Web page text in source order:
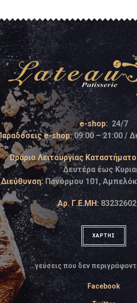
e-shop: 24/7
e-shop:09:00 – 21:00 /
Ωράριο Λειτουργίας
Δευτέρα έως
Διεύθυνση: Πανόρμου 101,
Αρ. Γ.Ε.ΜΗ:
ΧΑΡΤΗΣ
…γεύσεις που δεν
Facebook